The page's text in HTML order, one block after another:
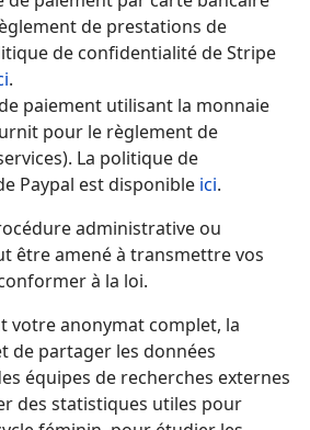
de prestations de
de confidentialité de Stripe
.
paiement utilisant la monnaie
pour le règlement de
La politique de
Paypal est disponible ici.
administrative ou
être amené à transmettre vos
à la loi.
votre anonymat complet, la
de partager les données
équipes de recherches externes
des statistiques utiles pour